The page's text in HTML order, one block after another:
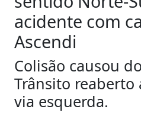
acidente com
Ascendi
Colisão causou
Trânsito reaberto
via esquerda.